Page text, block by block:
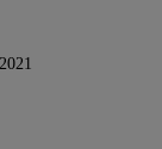
2021